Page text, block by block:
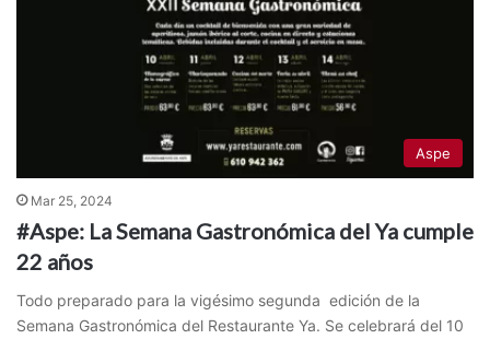
Aspe
Mar 25, 2024
#Aspe: La Semana Gastronómica del Ya cumple
22 años
Todo preparado para la vigésimo segunda edición de la
Semana Gastronómica del Restaurante Ya. Se celebrará del 10